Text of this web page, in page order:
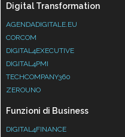
Digital Transformation
AGENDADIGITALE.EU
CORCOM
DIGITAL4EXECUTIVE
DIGITAL4PMI
TECHCOMPANY360
ZEROUNO
Funzioni di Business
DIGITAL4FINANCE